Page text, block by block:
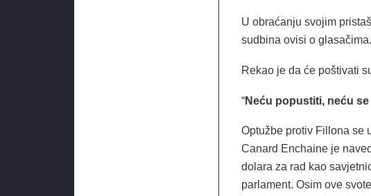
U obraćanju svojim
sudbina ovisi o glasačima.
Rekao je da će poštivati
“Neću popustiti, neću
Optužbe protiv Fillona se
Canard Enchaine je
dolara za rad kao
parlament. Osim ove